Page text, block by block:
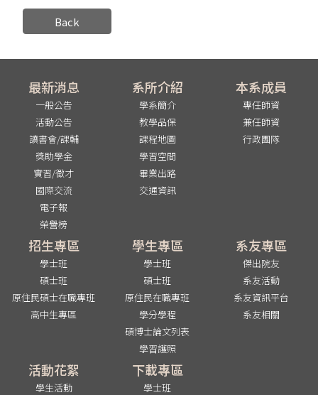
Back
最新消息
一般公告
活動公告
讀書會/課輔
獎助學金
實習/徵才
國際交流
電子報
榮譽榜
系所介紹
學系簡介
教學品保
課程地圖
學習空間
畢業出路
交通資訊
本系成員
專任師資
兼任師資
行政團隊
招生專區
學士班
碩士班
原住民碩士在職專班
高中生專區
學生專區
學士班
碩士班
原住民在職專班
學分學程
碩博士論文列表
學習護照
系友專區
傑出院友
系友活動
系友資訊平台
系友相關
活動花絮
學生活動
下載專區
學士班